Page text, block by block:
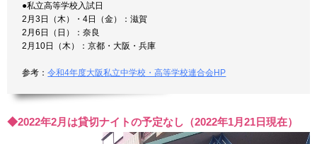
●私立高等学校入試日
2月3日（木）・4日（金）：滋賀
2月6日（日）：奈良
2月10日（木）：京都・大阪・兵庫
参考：令和4年度大阪私立中学校・高等学校連合会HP
◆2022年2月は貸切ナイトの予定なし（2022年1月21日現在）